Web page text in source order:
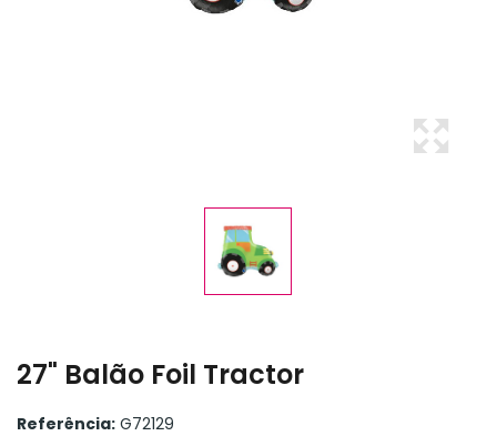
27" Balão Foil Tractor
Referência: G72129